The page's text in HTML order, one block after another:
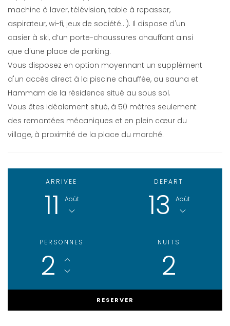
machine à laver, télévision, table à repasser,
aspirateur, wi-fi, jeux de société…). Il dispose d'un
casier à ski, d’un porte-chaussures chauffant ainsi
que d'une place de parking.
Vous disposez en option moyennant un supplément
d'un accès direct à la piscine chauffée, au sauna et
Hammam de la résidence situé au sous sol.
Vous êtes idéalement situé, à 50 mètres seulement
des remontées mécaniques et en plein cœur du
village, à proximité de la place du marché.
ARRIVEE
11 Août
DEPART
13 Août
PERSONNES
2
NUITS
2